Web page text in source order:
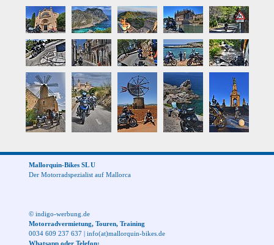
Mallorquin-Bikes SL U
Der Motorradspezialist auf Mallorca
© indigo-werbung.de
Motorradvermietung, Touren, Training
0034 609 237 637 | info(at)mallorquin-bikes.de
Whatsapp oder Telefon: